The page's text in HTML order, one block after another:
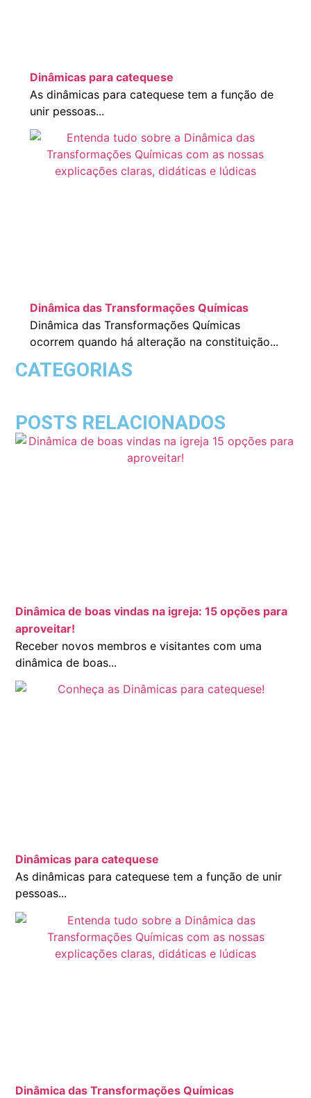
Dinâmicas para catequese
As dinâmicas para catequese tem a função de
unir pessoas...
Dinâmica das Transformações Químicas
Dinâmica das Transformações Químicas
ocorrem quando há alteração na constituição...
CATEGORIAS
POSTS RELACIONADOS
Dinâmica de boas vindas na igreja: 15 opções para
aproveitar!
Receber novos membros e visitantes com uma
dinâmica de boas...
Dinâmicas para catequese
As dinâmicas para catequese tem a função de unir
pessoas...
Dinâmica das Transformações Químicas